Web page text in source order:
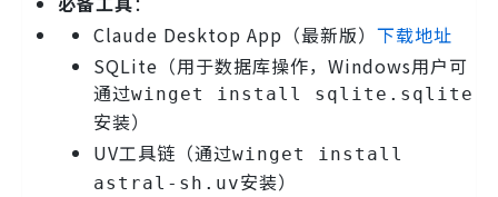
Claude Desktop App（最新版） 下载地址
SQLite（用于数据库操作，Windows用户可
通过winget install sqlite.sqlite
安装）
UV工具链（通过winget install
astral-sh.uv安装）